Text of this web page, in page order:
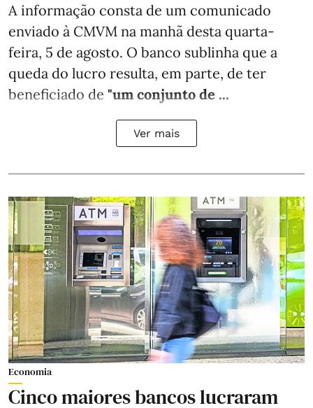
A informação consta de um comunicado
enviado à CMVM na manhã desta quarta-
feira, 5 de agosto. O banco sublinha que a
queda do lucro resulta, em parte, de ter
beneficiado de "um conjunto de ...
Ver mais
Economia
Cinco maiores bancos lucraram